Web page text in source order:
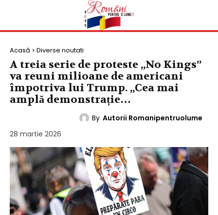
Acasă Diverse noutati
A treia serie de proteste „No Kings”
va reuni milioane de americani
împotriva lui Trump. „Cea mai
amplă demonstrație…
By Autorii Romanipentruolume
28 martie 2026